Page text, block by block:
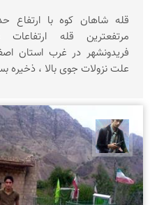
مرتفعترین قله
فریدونشهر در غرب استان
علت نزولات جوی بالا ، ذخیره
جمال کمالی